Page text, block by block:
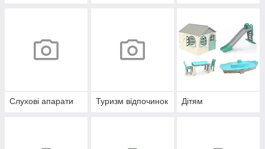
Слухові апарати Туризм відпочинок Дітям